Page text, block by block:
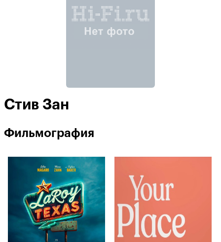
Стив Зан
Фильмография